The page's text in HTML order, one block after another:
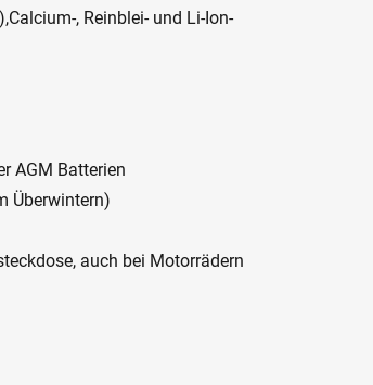
, Reinblei- und Li-Ion-
AGM Batterien
Überwintern)
auch bei Motorrädern